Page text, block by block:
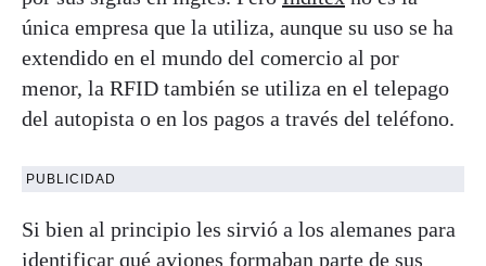
única empresa que la utiliza, aunque su uso se ha
extendido en el mundo del comercio al por
menor, la RFID también se utiliza en el telepago
del autopista o en los pagos a través del teléfono.
PUBLICIDAD
Si bien al principio les sirvió a los alemanes para
identificar qué aviones formaban parte de sus